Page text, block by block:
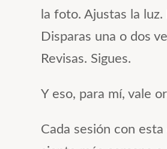
la foto. Ajustas la luz.
Disparas una o dos
Revisas. Sigues.
Y eso, para mí, vale
Cada sesión con esta